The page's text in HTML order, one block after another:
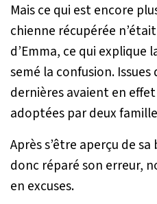
Mais ce qui est encore
chienne récupérée
d’Emma, ce qui explique
semé la confusion.
dernières avaient en
adoptées par deux
Après s’être aperçu de
donc réparé son erreur,
en excuses.